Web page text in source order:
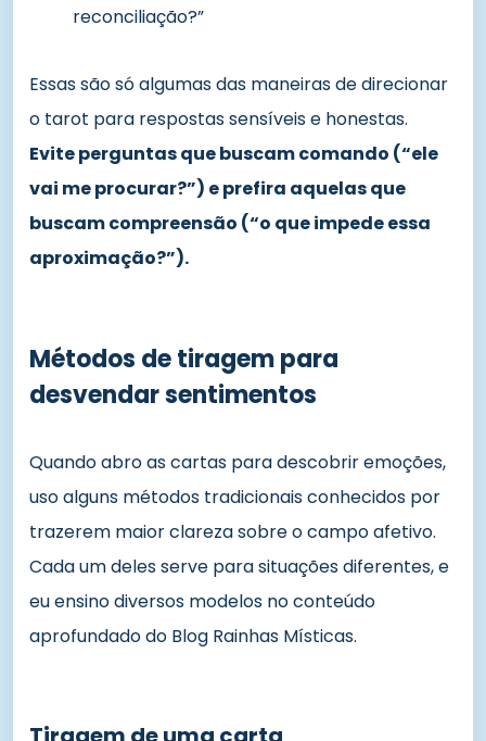
reconciliação?”
Essas são só algumas das maneiras de direcionar
o tarot para respostas sensíveis e honestas.
Evite perguntas que buscam comando (“ele
vai me procurar?”) e prefira aquelas que
buscam compreensão (“o que impede essa
aproximação?”).
Métodos de tiragem para
desvendar sentimentos
Quando abro as cartas para descobrir emoções,
uso alguns métodos tradicionais conhecidos por
trazerem maior clareza sobre o campo afetivo.
Cada um deles serve para situações diferentes, e
eu ensino diversos modelos no conteúdo
aprofundado do Blog Rainhas Místicas.